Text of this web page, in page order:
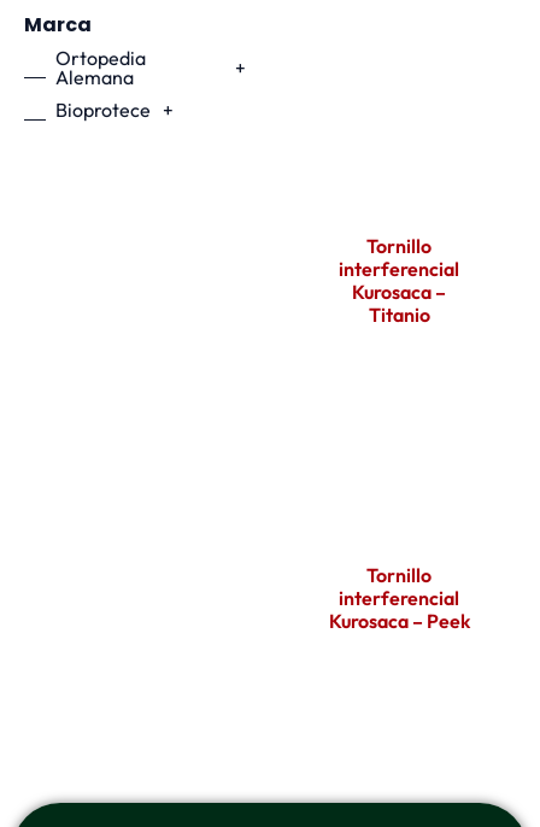
Marca
Ortopedia
Alemana
+
Bioprotece +
Tornillo
interferencial
Kurosaca –
Titanio
Tornillo
interferencial
Kurosaca – Peek